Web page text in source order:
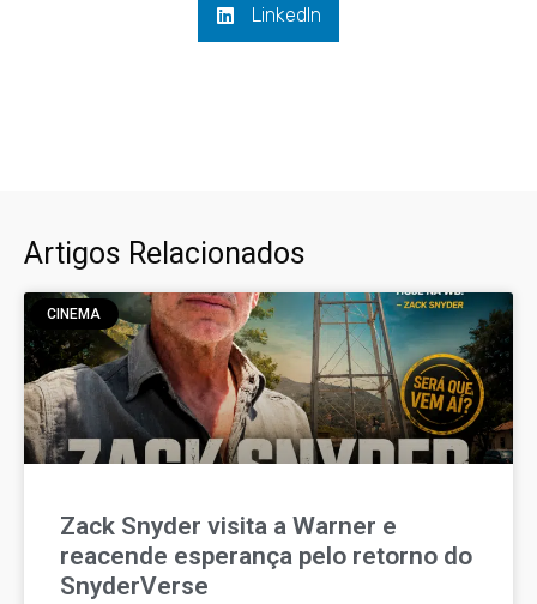
LinkedIn
Artigos Relacionados
CINEMA
Zack Snyder visita a Warner e
reacende esperança pelo retorno do
SnyderVerse